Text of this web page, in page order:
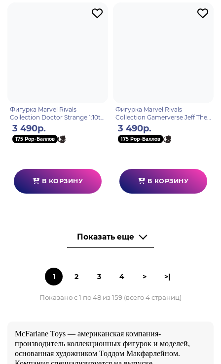
Фигурка Marvel Rivals
Collection Doctor Strange 1:10th
Wv1 21 см 14866
3 490р.
175 Pop-Баллов
В КОРЗИНУ
Фигурка Marvel Rivals
Collection Gamerverse Jeff The
Landshark 1:10th Wv1 20 см
14881
3 490р.
175 Pop-Баллов
В КОРЗИНУ
Показать еще
1 2 3 4 > >|
Показано с 1 по 48 из 159 (всего 4 страниц)
McFarlane Toys — американская компания-
производитель коллекционных фигурок и моделей,
основанная художником Тоддом Макфарлейном.